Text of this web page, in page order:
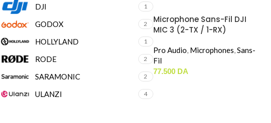
DJI 1
GODOX 2
HOLLYLAND 1
RODE 2
SARAMONIC 2
ULANZI 4
Microphone Sans-Fil DJI
MIC 3 (2-TX / 1-RX)
Pro Audio, Microphones,Sans-
Fil
77.500 DA